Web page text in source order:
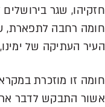
חומה רחבה לתפארת,
העיר העתיקה של ימינו,
חומה זו מוזכרת
אשור התבקש לדבר